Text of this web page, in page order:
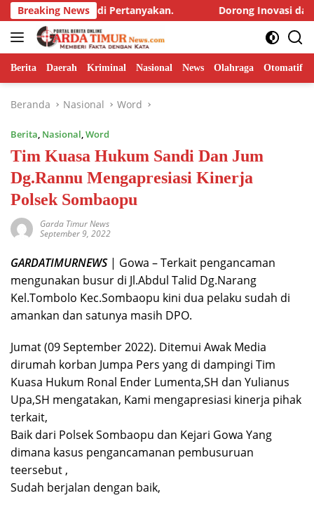
Langsung
ke
konten
Breaking News
di Pertanyakan. Dorong Inovasi dan Pelayanan
Berita Daerah Kriminal Nasional News Olahraga Otomatif
Beranda Nasional Word
Berita, Nasional,Word
Tim Kuasa Hukum Sandi Dan Jum
Dg.Rannu Mengapresiasi Kinerja
Polsek Sombaopu
Garda Timur News
September 9, 2022
GARDATIMURNEWS| Gowa – Terkait pengancaman
mengunakan busur di Jl.Abdul Talid Dg.Narang
Kel.Tombolo Kec.Sombaopu kini dua pelaku sudah di
amankan dan satunya masih DPO.
Jumat (09 September 2022). Ditemui Awak Media
dirumah korban Jumpa Pers yang di dampingi Tim
Kuasa Hukum Ronal Ender Lumenta,SH dan Yulianus
Upa,SH mengatakan, Kami mengapresiasi kinerja pihak
terkait,
Baik dari Polsek Sombaopu dan Kejari Gowa Yang
dimana kasus pengancamanan pembusuruan
teersebut ,
Sudah berjalan dengan baik,